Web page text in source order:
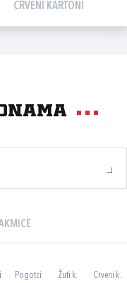
CRVENI KARTONI
Pogotci Žuti k. Crveni k.